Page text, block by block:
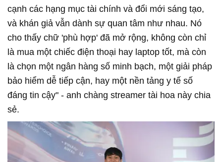
cạnh các hạng mục tài chính và đổi mới sáng tạo,
và khán giả vẫn dành sự quan tâm như nhau. Nó
cho thấy chữ 'phù hợp' đã mở rộng, không còn chỉ
là mua một chiếc điện thoại hay laptop tốt, mà còn
là chọn một ngân hàng số minh bạch, một giải pháp
bảo hiểm dễ tiếp cận, hay một nền tảng y tế số
đáng tin cậy" - anh chàng streamer tài hoa này chia
sẻ.